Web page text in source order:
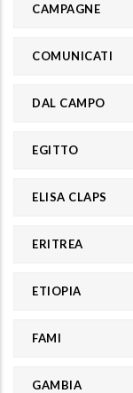
CAMPAGNE
COMUNICATI
DAL CAMPO
EGITTO
ELISA CLAPS
ERITREA
ETIOPIA
FAMI
GAMBIA